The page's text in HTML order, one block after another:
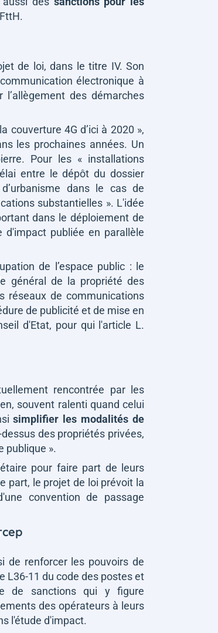
de loi, dans le titre IV. Son
électronique à
des démarches
couverture 4G d’ici à 2020 »,
les prochaines années. Un
Pour les « installations
entre le dépôt du dossier
dans le cas de
substantielles ». L'idée
dans le déploiement de
d'impact publiée en parallèle
de l’espace public : le
général de la propriété des
réseaux de communications
de publicité et de mise en
d'Etat, pour qui l'article L.
rencontrée par les
souvent ralenti quand celui
simplifier les modalités de
des propriétés privées,
publique ».
pour faire part de leurs
part, le projet de loi prévoit la
convention de passage
de renforcer les pouvoirs de
L36-11 du code des postes et
de sanctions qui y figure
des opérateurs à leurs
l'étude d'impact.